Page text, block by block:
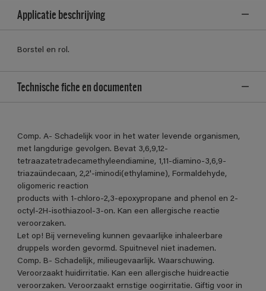
Applicatie beschrijving
Borstel en rol.
Technische fiche en documenten
Comp. A- Schadelijk voor in het water levende organismen,
met langdurige gevolgen. Bevat 3,6,9,12-
tetraazatetradecamethyleendiamine, 1,11-diamino-3,6,9-
triazaündecaan, 2,2'-iminodi(ethylamine), Formaldehyde,
oligomeric reaction
products with 1-chloro-2,3-epoxypropane and phenol en 2-
octyl-2H-isothiazool-3-on. Kan een allergische reactie
veroorzaken.
Let op! Bij verneveling kunnen gevaarlijke inhaleerbare
druppels worden gevormd. Spuitnevel niet inademen.
Comp. B- Schadelijk, milieugevaarlijk. Waarschuwing.
Veroorzaakt huidirritatie. Kan een allergische huidreactie
veroorzaken. Veroorzaakt ernstige oogirritatie. Giftig voor in